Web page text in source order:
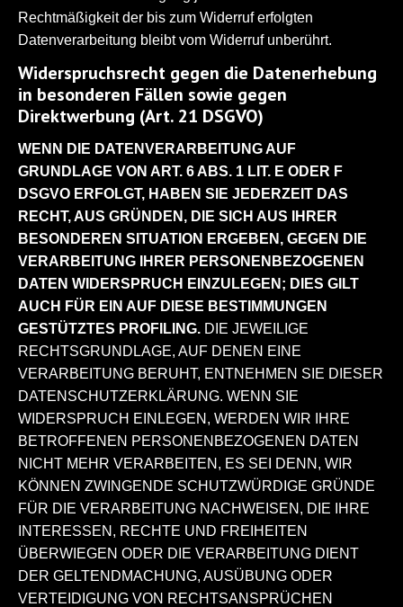
Rechtmäßigkeit der bis zum Widerruf erfolgten
Datenverarbeitung bleibt vom Widerruf unberührt.
Widerspruchsrecht gegen die Datenerhebung
in besonderen Fällen sowie gegen
Direktwerbung (Art. 21 DSGVO)
WENN DIE DATENVERARBEITUNG AUF
GRUNDLAGE VON ART. 6 ABS. 1 LIT. E ODER F
DSGVO ERFOLGT, HABEN SIE JEDERZEIT DAS
RECHT, AUS GRÜNDEN, DIE SICH AUS IHRER
BESONDEREN SITUATION ERGEBEN, GEGEN DIE
VERARBEITUNG IHRER PERSONENBEZOGENEN
DATEN WIDERSPRUCH EINZULEGEN; DIES GILT
AUCH FÜR EIN AUF DIESE BESTIMMUNGEN
GESTÜTZTES PROFILING. DIE JEWEILIGE
RECHTSGRUNDLAGE, AUF DENEN EINE
VERARBEITUNG BERUHT, ENTNEHMEN SIE DIESER
DATENSCHUTZERKLÄRUNG. WENN SIE
WIDERSPRUCH EINLEGEN, WERDEN WIR IHRE
BETROFFENEN PERSONENBEZOGENEN DATEN
NICHT MEHR VERARBEITEN, ES SEI DENN, WIR
KÖNNEN ZWINGENDE SCHUTZWÜRDIGE GRÜNDE
FÜR DIE VERARBEITUNG NACHWEISEN, DIE IHRE
INTERESSEN, RECHTE UND FREIHEITEN
ÜBERWIEGEN ODER DIE VERARBEITUNG DIENT
DER GELTENDMACHUNG, AUSÜBUNG ODER
VERTEIDIGUNG VON RECHTSANSPRÜCHEN